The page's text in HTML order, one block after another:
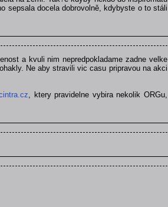
sepsala docela dobrovolně, kdybyste o to stáli
a kvuli nim nepredpokladame zadne velke
Ne aby stravili vic casu pripravou na akci
, ktery pravidelne vybira nekolik ORGu,